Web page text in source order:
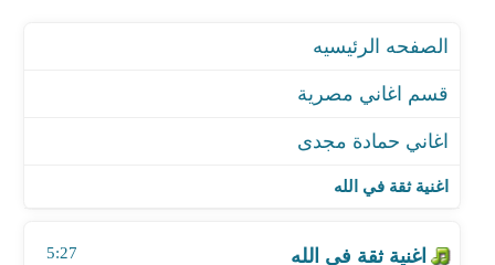
قسم اغاني مصرية
اغاني حمادة مجدى
اغنية ثقة في اللهاغنية ثقة في الله
5:27